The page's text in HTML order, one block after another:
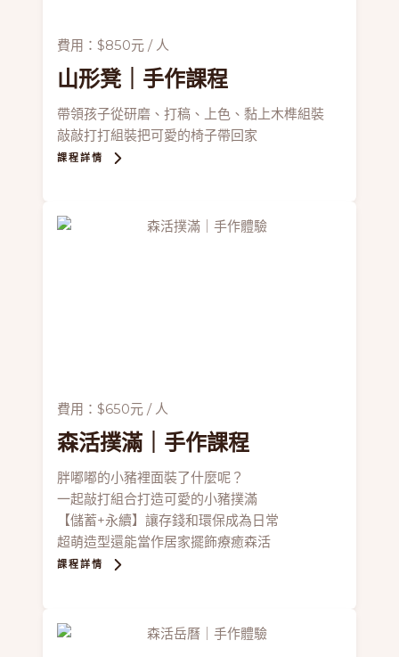
費用：$850元 / 人
山形凳｜手作課程
帶領孩子從研磨、打稿、上色、黏上木榫組裝
敲敲打打組裝把可愛的椅子帶回家
課程詳情
費用：$650元 / 人
森活撲滿 ｜手作課程
胖嘟嘟的小豬裡面裝了什麼呢？
一起敲打組合打造可愛的小豬撲滿
【儲蓄+永續】讓存錢和環保成為日常
超萌造型還能當作居家擺飾療癒森活
課程詳情